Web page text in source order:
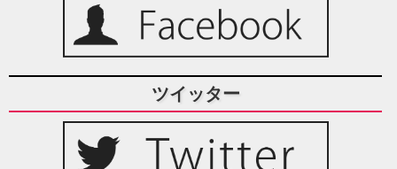
ツイッター